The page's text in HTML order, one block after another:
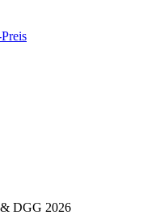
& DGG 2026